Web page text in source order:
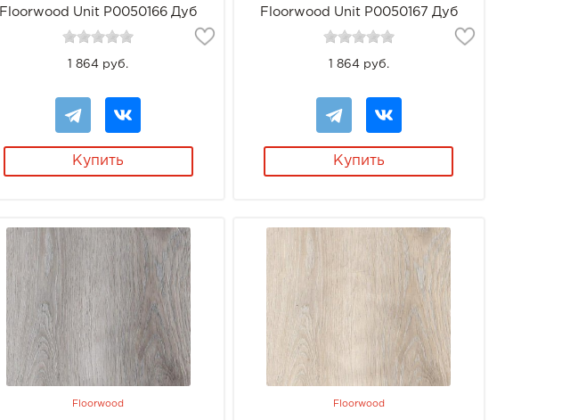
Floorwood Unit Р0050166 Дуб
Элькар
1 864 руб.
Купить
Floorwood Unit Р0050167 Дуб
Фолибер
1 864 руб.
Купить
Floorwood Floorwood